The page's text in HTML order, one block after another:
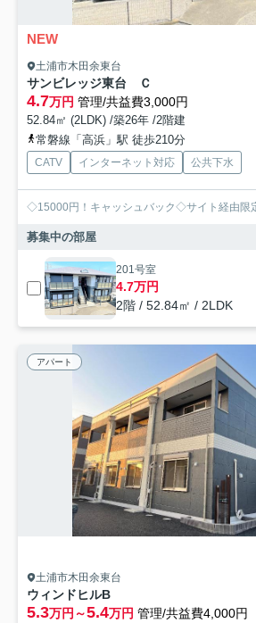
NEW
土浦市木田余東台
サンビレッジ東台 Ｃ
4.7万円 管理/共益費3,000円
52.84㎡ (2LDK) /築26年 /2階建
常磐線「高浜」駅 徒歩210分
CATV インターネット対応 公共下水
◇15000円！キャッシュバック◇サイト経由限
募集中の部屋
201号室
4.7万円
2階 / 52.84㎡ / 2LDK
アパート
土浦市木田余東台
ウィンドヒルB
5.3万円～5.4万円 管理/共益費4,000円